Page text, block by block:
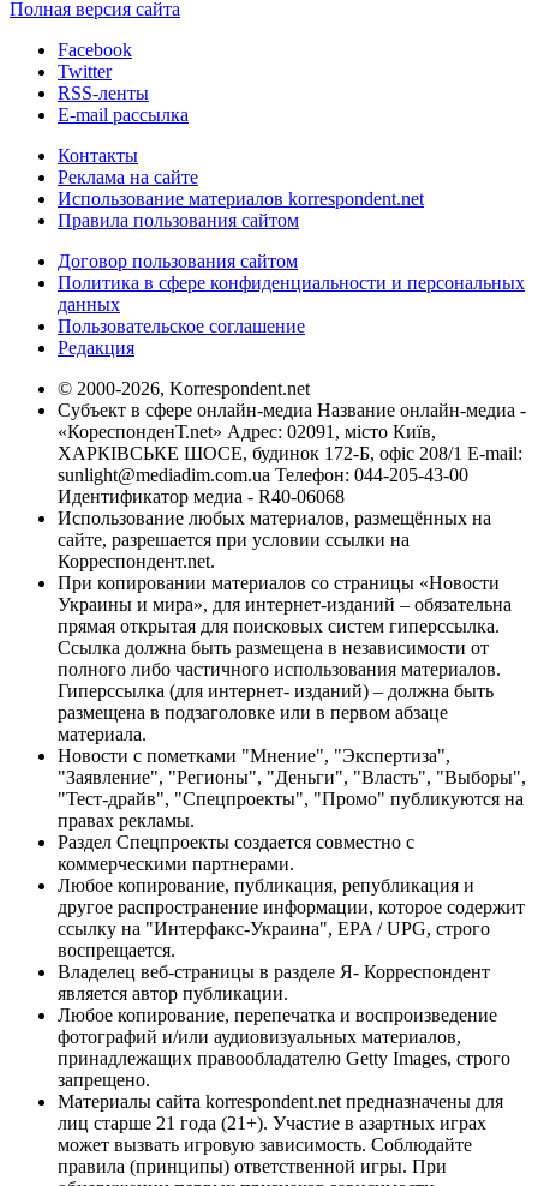
Полная версия сайта
Facebook
Twitter
RSS-ленты
E-mail рассылка
Контакты
Реклама на сайте
Использование материалов korrespondent.net
Правила пользования сайтом
Договор пользования сайтом
Политика в сфере конфиденциальности и персональных
данных
Пользовательское соглашение
Редакция
© 2000-2026, Korrespondent.net
Субъект в сфере онлайн-медиа Название онлайн-медиа -
«КореспонденТ.net» Адрес: 02091, місто Київ,
ХАРКІВСЬКЕ ШОСЕ, будинок 172-Б, офіс 208/1 E-mail:
sunlight@mediadim.com.ua Телефон: 044-205-43-00
Идентификатор медиа - R40-06068
Использование любых материалов, размещённых на
сайте, разрешается при условии ссылки на
Корреспондент.net.
При копировании материалов со страницы «Новости
Украины и мира», для интернет-изданий – обязательна
прямая открытая для поисковых систем гиперссылка.
Ссылка должна быть размещена в независимости от
полного либо частичного использования материалов.
Гиперссылка (для интернет- изданий) – должна быть
размещена в подзаголовке или в первом абзаце
материала.
Новости с пометками "Мнение", "Экспертиза",
"Заявление", "Регионы", "Деньги", "Власть", "Выборы",
"Тест-драйв", "Спецпроекты", "Промо" публикуются на
правах рекламы.
Раздел Спецпроекты создается совместно с
коммерческими партнерами.
Любое копирование, публикация, републикация и
другое распространение информации, которое содержит
ссылку на "Интерфакс-Украина", EPA / UPG, строго
воспрещается.
Владелец веб-страницы в разделе Я- Корреспондент
является автор публикации.
Любое копирование, перепечатка и воспроизведение
фотографий и/или аудиовизуальных материалов,
принадлежащих правообладателю Getty Images, строго
запрещено.
Материалы сайта korrespondent.net предназначены для
лиц старше 21 года (21+). Участие в азартных играх
может вызвать игровую зависимость. Соблюдайте
правила (принципы) ответственной игры. При